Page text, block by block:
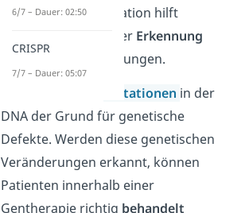
genetischen Information hilft
beispielsweise bei der Erkennung
genetischer Erkrankungen.
Mutationen in der
DNA der Grund für genetische
Defekte. Werden diese genetischen
Veränderungen erkannt, können
Patienten innerhalb einer
Gentherapie richtig behandelt
6/7 – Dauer: 02:50
CRISPR
7/7 – Dauer: 05:07